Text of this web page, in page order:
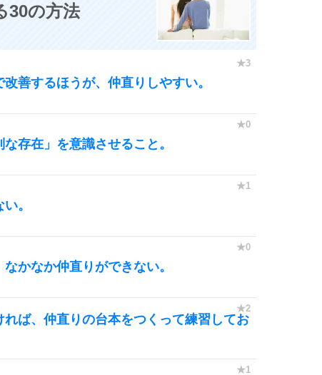
30の方法
善するほうが、仲直りしやすい。
存在」を意識させること。
。
かなか仲直りができない。
ば、仲直りの台本をつくって練習してお